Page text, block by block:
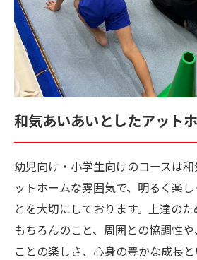
和気あいあいとしたアット
幼児向け・小学生向けのコースは
ットホームな雰囲気で、明るく楽
とを大切にしております。上達の
もちろんのこと、周囲との協調性
ことの楽しさ、心身の豊かな成長